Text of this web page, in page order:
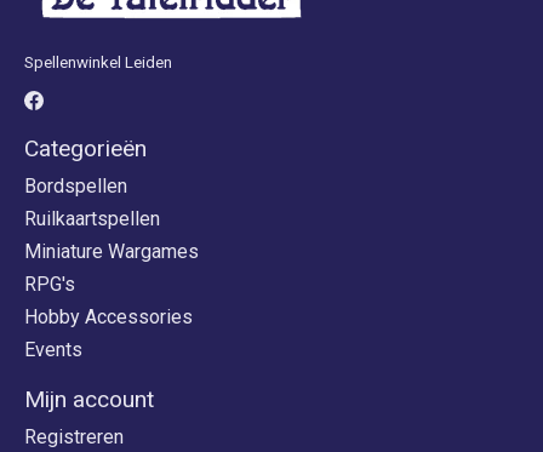
Spellenwinkel Leiden
Categorieën
Bordspellen
Ruilkaartspellen
Miniature Wargames
RPG's
Hobby Accessories
Events
Mijn account
Registreren